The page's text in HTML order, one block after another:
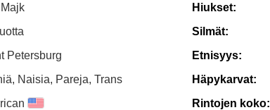
Petersburg
Naisia, Pareja, Trans
Hiukset:
Silmät:
Etnisyys:
Häpykarvat:
Rintojen koko: